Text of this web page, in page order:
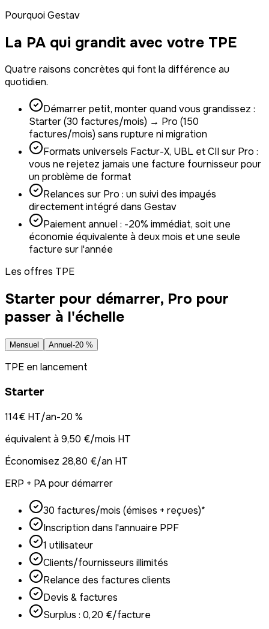
Pourquoi Gestav
La PA qui grandit avec votre TPE
Quatre raisons concrètes qui font la différence au
quotidien.
Démarrer petit, monter quand vous grandissez :
Starter (30 factures/mois) → Pro (150
factures/mois) sans rupture ni migration
Formats universels Factur-X, UBL et CII sur Pro :
vous ne rejetez jamais une facture fournisseur pour
un problème de format
Relances sur Pro : un suivi des impayés
directement intégré dans Gestav
Paiement annuel : -20% immédiat, soit une
économie équivalente à deux mois et une seule
facture sur l'année
Les offres TPE
Starter pour démarrer, Pro pour
passer à l'échelle
Mensuel Annuel -20 %
TPE en lancement
Starter
114€ HT/an-20 %
équivalent à 9,50 €/mois HT
Économisez 28,80 €/an HT
ERP + PA pour démarrer
30 factures/mois (émises + reçues)*
Inscription dans l'annuaire PPF
1 utilisateur
Clients/fournisseurs illimités
Relance des factures clients
Devis & factures
Surplus : 0,20 €/facture